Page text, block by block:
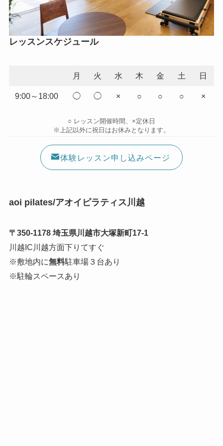
レッスンスケジュール
月 火 水 木 金 土 日
9:00～18:00 ◯ ◯ × ○ ○ ○ ×
○ レッスン開催時間、×定休日
※上記以外に祝日はお休みとなります。
体験レッスン申し込みページ
aoi pilates/アオイピラティス川越
〒350-1178 埼玉県川越市大塚新町17-1
川越IC川越方面下りてすぐ
※敷地内に無料駐車場３台あり
※駐輪スペースあり